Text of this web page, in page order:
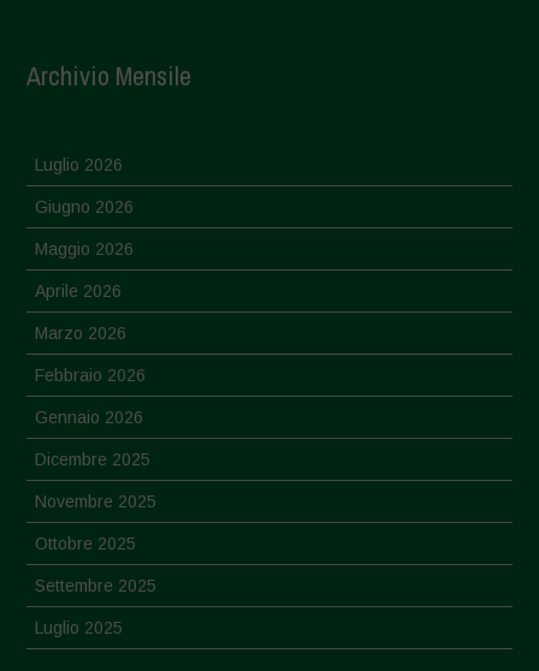
Archivio Mensile
Luglio 2026
Giugno 2026
Maggio 2026
Aprile 2026
Marzo 2026
Febbraio 2026
Gennaio 2026
Dicembre 2025
Novembre 2025
Ottobre 2025
Settembre 2025
Luglio 2025